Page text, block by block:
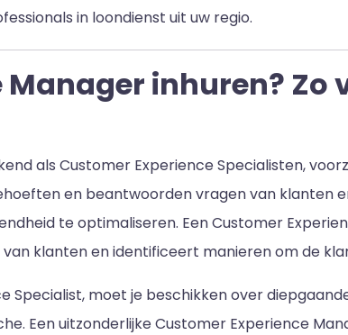
in loondienst uit uw regio.
inhuren? Zo
als Customer Experience Specialisten,
en beantwoorden vragen van klanten
te optimaliseren. Een Customer
klanten en identificeert manieren om de
Specialist, moet je beschikken over
Een uitzonderlijke Customer Experience